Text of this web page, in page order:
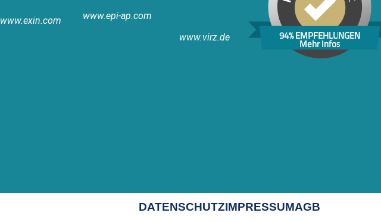
www.exin.com
www.epi-ap.com
www.virz.de
94% EMPFEHLUNGEN
Mehr Infos
DATENSCHUTZIMPRESSUMAGB